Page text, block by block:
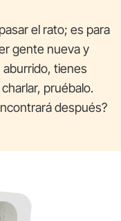
el rato; es para
gente nueva y
tienes
pruébalo.
después?